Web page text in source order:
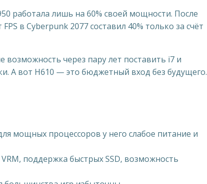
работала лишь на 60% своей мощности. После
в Cyberpunk 2077 составил 40% только за счёт
через пару лет поставить i7 и
А вот H610 — это бюджетный вход без будущего.
мощных процессоров у него слабое питание и
поддержка быстрых SSD, возможность